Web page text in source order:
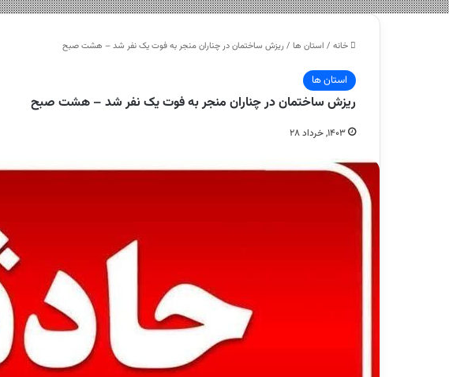
خانه / استان ها /ریزش ساختمان در چناران منجر به فوت یک نفر شد – هشت صبح
استان ها
ریزش ساختمان در چناران منجر به فوت یک نفر شد – هشت صبح
۱۴۰۳, خرداد ۲۸